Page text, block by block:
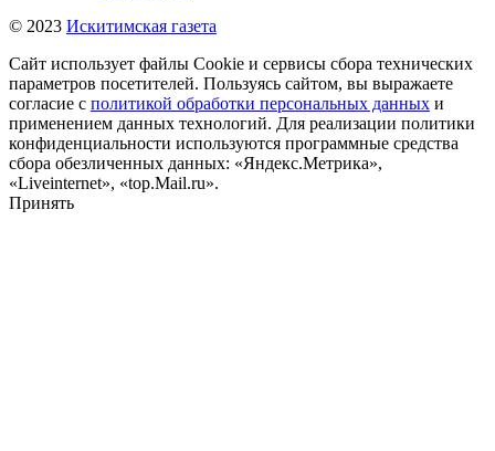
© 2023 Искитимская газета
Сайт использует файлы Cookie и сервисы сбора технических
параметров посетителей. Пользуясь сайтом, вы выражаете
согласие с политикой обработки персональных данных и
применением данных технологий. Для реализации политики
конфиденциальности используются программные средства
сбора обезличенных данных: «Яндекс.Метрика»,
«Liveinternet», «top.Mail.ru».
Принять